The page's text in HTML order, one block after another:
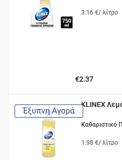
3.16 €/ λίτρο
€2.37
Έξυπνη Αγορά
KLINEX
Καθαριστικό
1.98 €/ λίτρο